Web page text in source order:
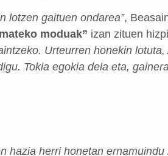
lotzen gaituen ondarea”,
moduak” izan zituen
Urteurren honekin
Tokia egokia dela eta,
hazia herri honetan ernamuindu